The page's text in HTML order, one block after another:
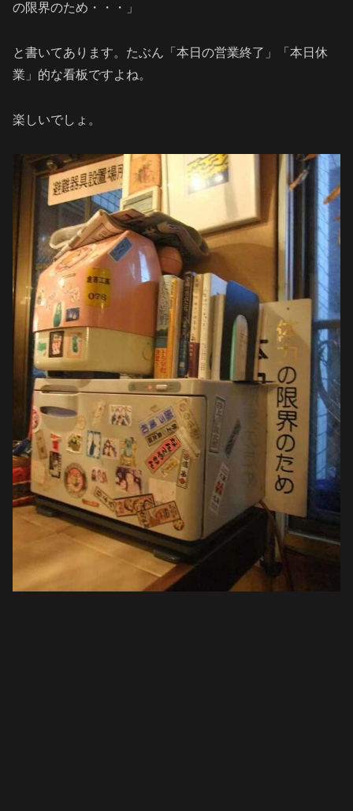
の限界のため・・・」
と書いてあります。たぶん「本日の営業終了」「本日休
業」的な看板ですよね。
楽しいでしょ。